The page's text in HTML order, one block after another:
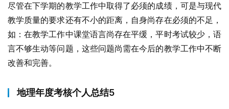
尽管在下学期的教学工作中取得了必须的成绩，可是与现代
教学质量的要求还有不小的距离，自身尚存在必须的不足，
如：在教学工作中课堂语言尚存在平缓，平时考试较少，语
言不够生动等问题，这些问题尚需在今后的教学工作中不断
改善和完善。
地理年度考核个人总结5